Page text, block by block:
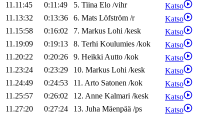
11.11:45
0:11:49 5. Tiina Elo /vihr
Katso
11.13:32
0:13:36 6. Mats Löfström /r
Katso
11.15:58
0:16:02 7. Markus Lohi /kesk
Katso
11.19:09
0:19:13 8. Terhi Koulumies /kok
Katso
11.20:22
0:20:26 9. HeikkiAutto /kok
Katso
11.23:24
0:23:29 10. Markus Lohi /kesk
Katso
11.24:49
0:24:53 11. Arto Satonen /kok
Katso
11.25:57
0:26:02 12. Anne Kalmari /kesk
Katso
11.27:20
0:27:24 13. Juha Mäenpää /ps
Katso